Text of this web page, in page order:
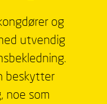
og
utvendig
beskytter
noe som